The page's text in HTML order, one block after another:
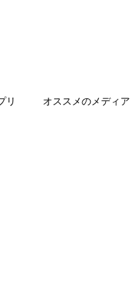
リ オススメのメディア